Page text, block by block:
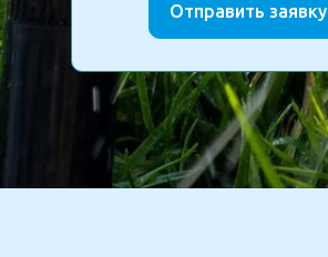
Отправить заявку